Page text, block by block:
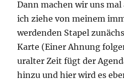
Dann machen wir uns
ich ziehe von meinem
werdenden Stapel
Karte (Einer Ahnung
uralter Zeit fügt der
hinzu und hier wird es